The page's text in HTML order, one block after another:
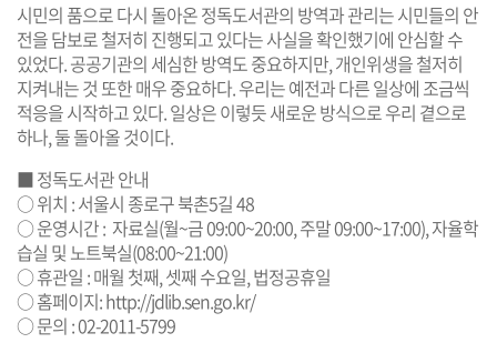
시민의 품으로 다시 돌아온 정독도서관의 방역과 관리는 시민들의 안
전을 담보로 철저히 진행되고 있다는 사실을 확인했기에 안심할 수
있었다. 공공기관의 세심한 방역도 중요하지만, 개인위생을 철저히
지켜내는 것 또한 매우 중요하다. 우리는 예전과 다른 일상에 조금씩
적응을 시작하고 있다. 일상은 이렇듯 새로운 방식으로 우리 곁으로
하나, 둘 돌아올 것이다.
■ 정독도서관 안내
○ 위치 : 서울시 종로구 북촌5길 48
○ 운영시간 : 자료실(월~금 09:00~20:00, 주말 09:00~17:00), 자율학
습실 및 노트북실(08:00~21:00)
○ 휴관일 : 매월 첫째, 셋째 수요일, 법정공휴일
○ 홈페이지:http://jdlib.sen.go.kr/
○ 문의 : 02-2011-5799